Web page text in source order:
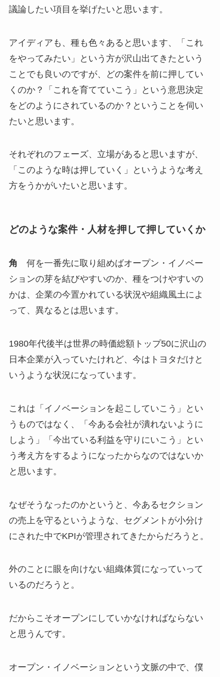
議論したい項目を挙げたいと思います。
アイディアも、種も色々あると思います、「これ
をやってみたい」という方が沢山出てきたという
ことでも良いのですが、どの案件を前に押してい
くのか？「これを育てていこう」という意思決定
をどのようにされているのか？ということを伺い
たいと思います。
それぞれのフェーズ、立場があると思いますが、
「このような時は押していく」というような考え
方をうかがいたいと思います。
どのような案件・人材を押して押していくか
角 何を一番先に取り組めばオープン・イノベー
ションの芽を結びやすいのか、種をつけやすいの
かは、企業の今置かれている状況や組織風土によ
って、異なるとは思います。
1980年代後半は世界の時価総額トップ50に沢山の
日本企業が入っていたけれど、今はトヨタだけと
いうような状況になっています。
これは「イノベーションを起こしていこう」とい
うものではなく、「今ある会社が潰れないように
しよう」「今出ている利益を守りにいこう」とい
う考え方をするようになったからなのではないか
と思います。
なぜそうなったのかというと、今あるセクション
の売上を守るというような、セグメントが小分け
にされた中でKPIが管理されてきたからだろうと。
外のことに眼を向けない組織体質になっていって
いるのだろうと。
だからこそオープンにしていかなければならない
と思うんです。
オープン・イノベーションという文脈の中で、僕